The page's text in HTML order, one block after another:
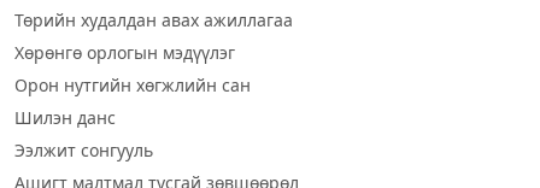
Төрийн худалдан авах ажиллагаа
Хөрөнгө орлогын мэдүүлэг
Орон нутгийн хөгжлийн сан
Шилэн данс
Ээлжит сонгууль
Ашигт малтмал тусгай зөвшөөрөл